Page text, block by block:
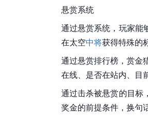
悬赏系统
通过悬赏系统，玩家能
在太空中将获得特殊的
通过悬赏排行榜， 赏金
在线、是否在站内、目
通过击杀被悬赏的目标
奖金的前提条件，换句